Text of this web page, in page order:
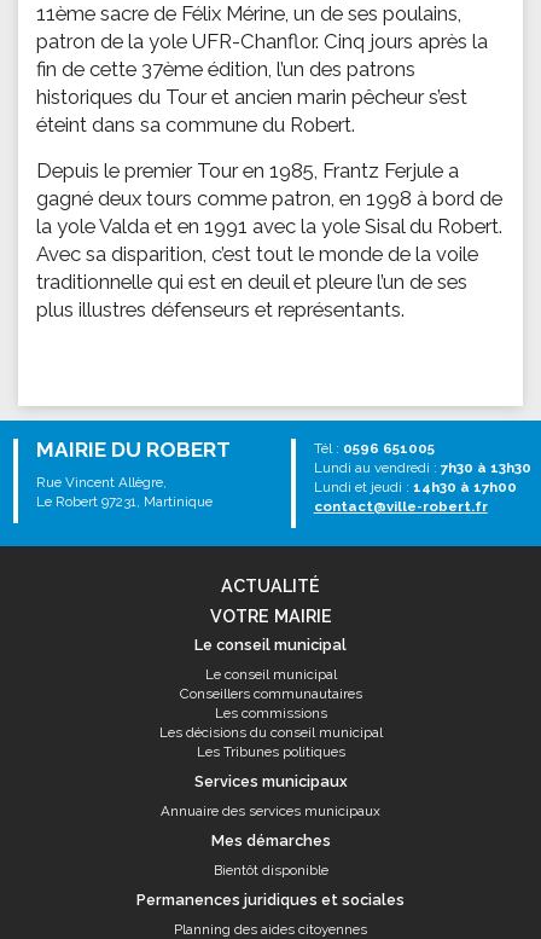
11ème sacre de Félix Mérine, un de ses poulains,
patron de la yole UFR-Chanflor. Cinq jours après la
fin de cette 37ème édition, l’un des patrons
historiques du Tour et ancien marin pêcheur s’est
éteint dans sa commune du Robert.
Depuis le premier Tour en 1985, Frantz Ferjule a
gagné deux tours comme patron, en 1998 à bord de
la yole Valda et en 1991 avec la yole Sisal du Robert.
Avec sa disparition, c’est tout le monde de la voile
traditionnelle qui est en deuil et pleure l’un de ses
plus illustres défenseurs et représentants.
MAIRIE DU ROBERT
Rue Vincent Allègre,
Le Robert 97231, Martinique
Tél : 0596 651005
Lundi au vendredi : 7h30 à 13h30
Lundi et jeudi : 14h30 à 17h00
contact@ville-robert.fr
ACTUALITÉ
VOTRE MAIRIE
Le conseil municipal
Le conseil municipal
Conseillers communautaires
Les commissions
Les décisions du conseil municipal
Les Tribunes politiques
Services municipaux
Annuaire des services municipaux
Mes démarches
Bientôt disponible
Permanences juridiques et sociales
Planning des aides citoyennes